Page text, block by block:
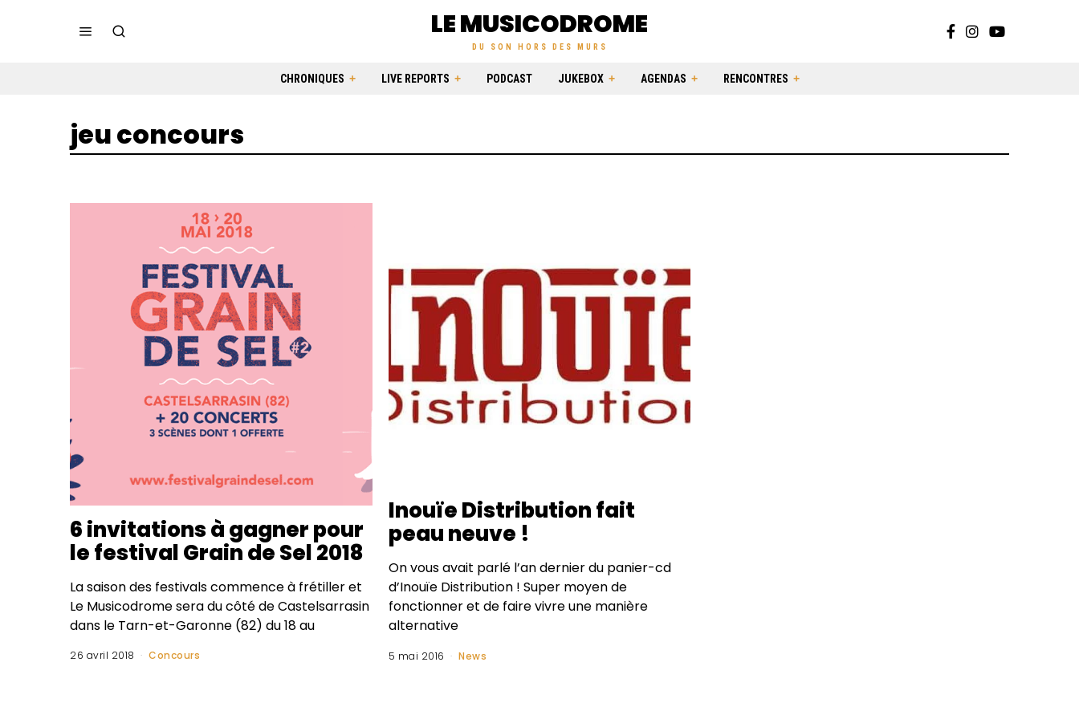
LE MUSICODROME
DU SON HORS DES MURS
CHRONIQUES LIVE REPORTS PODCAST JUKEBOX AGENDAS RENCONTRES
jeu concours
6 invitations à gagner pour
le festival Grain de Sel 2018
La saison des festivals commence à frétiller et
Le Musicodrome sera du côté de Castelsarrasin
dans le Tarn-et-Garonne (82) du 18 au
26 avril 2018 Concours
Inouïe Distribution fait
peau neuve !
On vous avait parlé l’an dernier du panier-cd
d’Inouïe Distribution ! Super moyen de
fonctionner et de faire vivre une manière
alternative
5 mai 2016 News